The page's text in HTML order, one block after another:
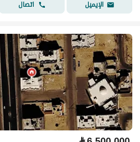
الإيميل
اتصال